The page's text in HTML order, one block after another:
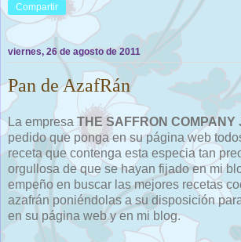
Compartir
viernes, 26 de agosto de 2011
Pan de AzafRán
La empresa THE SAFFRON COMPANY
pedido que ponga en su página web
receta que contenga esta especia tan
orgullosa de que se hayan fijado en mi
empeño en buscar las mejores recetas
azafrán poniéndolas a su disposición
en su página web y en mi blog.